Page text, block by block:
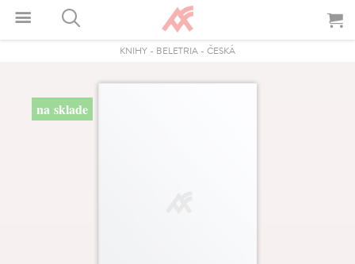
KNIHY - BELETRIA - ČESKÁ
na sklade